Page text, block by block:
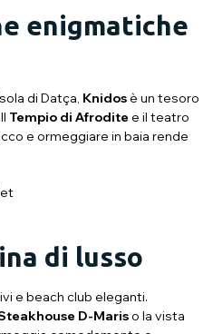
enigmatiche
di Datça, Knidosè un tesoro
Tempio di Afrodite e il teatro
e ormeggiare in baia rende
di lusso
e beach club eleganti.
D-Mariso la vista